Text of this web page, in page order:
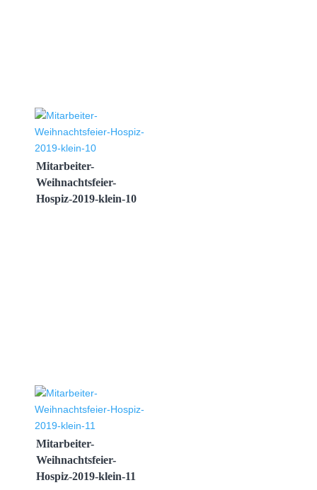
Mitarbeiter-
Weihnachtsfeier-
Hospiz-2019-klein-10
Mitarbeiter-
Weihnachtsfeier-
Hospiz-2019-klein-11